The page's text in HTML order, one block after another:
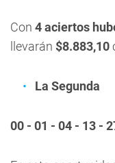
Con 4 aciertos
llevarán $8.883,10
La Segunda
00 - 01 - 04 - 13 -